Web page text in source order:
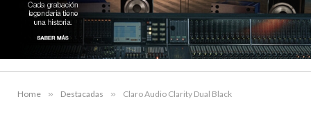
Home » Destacadas » Claro Audio Clarity Dual Black